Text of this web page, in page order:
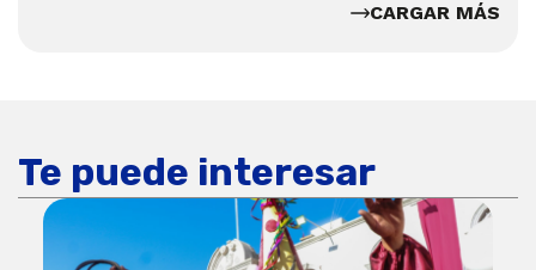
CARGAR MÁS
Te puede interesar